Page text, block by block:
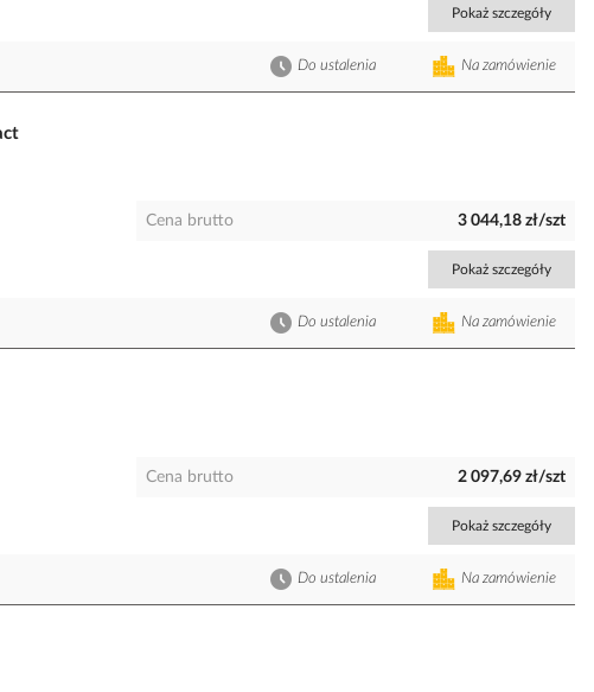
Pokaż szczegóły
Na zamówienie
Do ustalenia
Cena brutto 3 044,18 zł/szt
Pokaż szczegóły
Na zamówienie
Do ustalenia
Cena brutto 2 097,69 zł/szt
Pokaż szczegóły
Na zamówienie
Do ustalenia